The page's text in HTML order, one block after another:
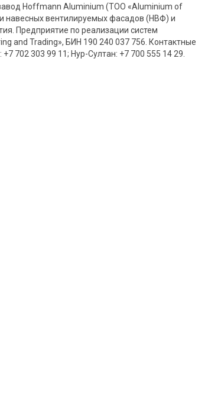
Hoffmann Aluminium (ТОО «Aluminium of
навесных вентилируемых фасадов (НВФ) и
Предприятие по реализации систем
and Trading», БИН 190 240 037 756. Контактные
702 303 99 11; Нур-Султан: +7 700 555 14 29.